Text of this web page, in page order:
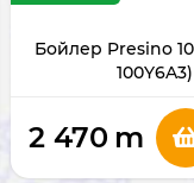
Бойлер Presino
100Y6A3)
2 470 m